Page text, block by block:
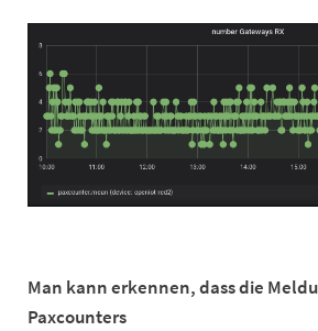
Man kann erkennen, dass die
Paxcounters